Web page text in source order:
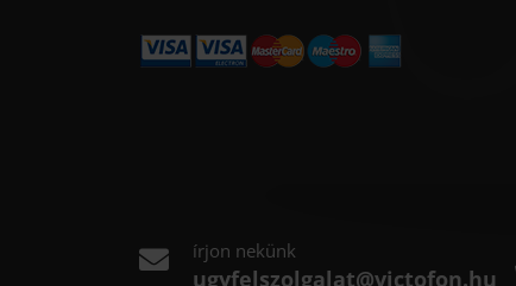
írjon nekünk
ugyfelszolgalat@victofon.hu